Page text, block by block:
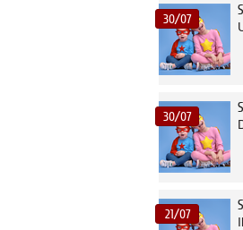
30/07
30/07
21/07